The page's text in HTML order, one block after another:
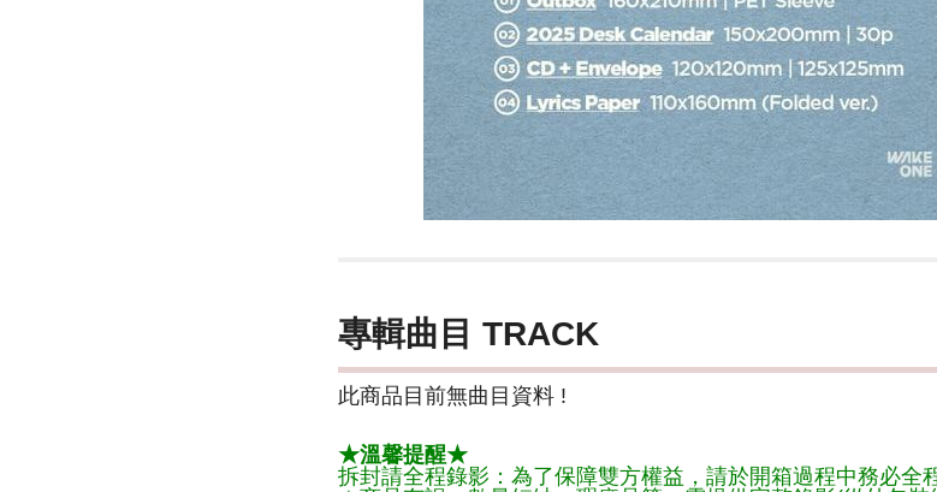
專輯曲目 TRACK
此商品目前無曲目資料 !
★溫馨提醒★
拆封請全程錄影：為了保障雙方權益，請於開箱過程中務必全